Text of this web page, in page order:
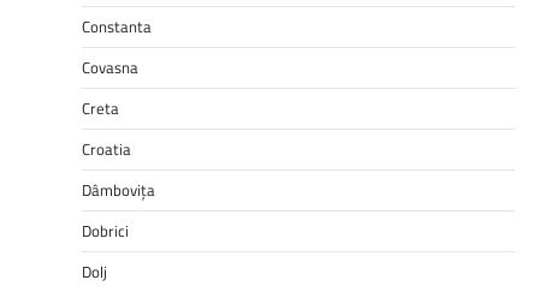
Constanta
Covasna
Creta
Croatia
Dâmbovița
Dobrici
Dolj